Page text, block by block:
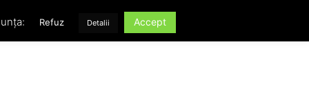
Refuz Detalii Accept